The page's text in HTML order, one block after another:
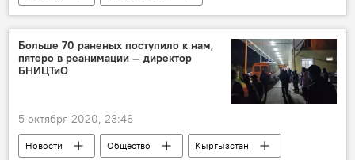
Кыргызстан
Общество
Бишкек
Ситуация в Кыргызстане после парламентских выборов
Больше 70 раненых поступило к нам,
пятеро в реанимации — директор
БНИЦТиО
5 октября 2020, 23:46
Новости Общество
Кыргызстан